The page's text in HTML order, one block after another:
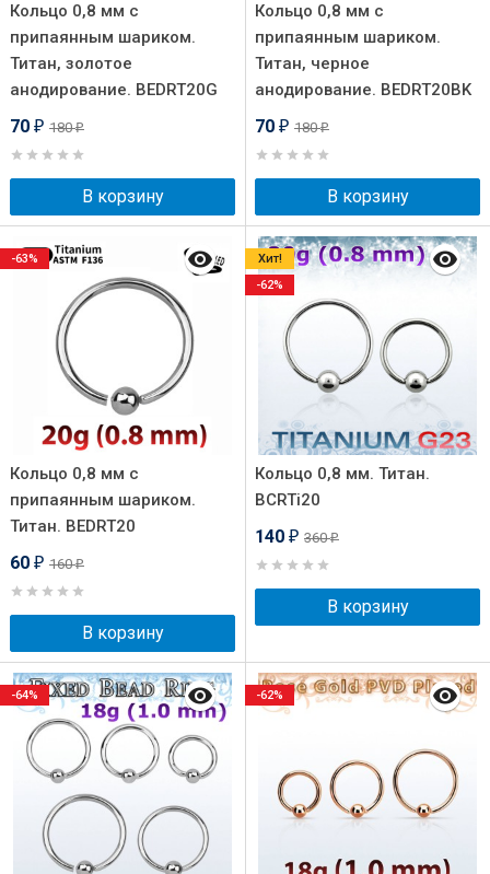
Кольцо 0,8 мм с
припаянным шариком.
Титан, золотое
анодирование. BEDRT20G
70 ₽ 180₽
В корзину
Кольцо 0,8 мм с
припаянным шариком.
Титан, черное
анодирование. BEDRT20BK
70 ₽ 180₽
В корзину
Кольцо 0,8 мм с
припаянным шариком.
Титан. BEDRT20
60 ₽ 160₽
В корзину
-63%
Кольцо 0,8 мм. Титан.
BCRTi20
140 ₽ 360₽
В корзину
Хит!
-62%
-64% -62%